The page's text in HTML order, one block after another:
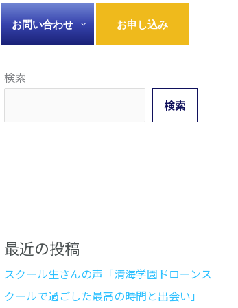
お問い合わせ お申し込み
検索
検索
最近の投稿
スクール生さんの声「清海学園ドローンス
クールで過ごした最高の時間と出会い」